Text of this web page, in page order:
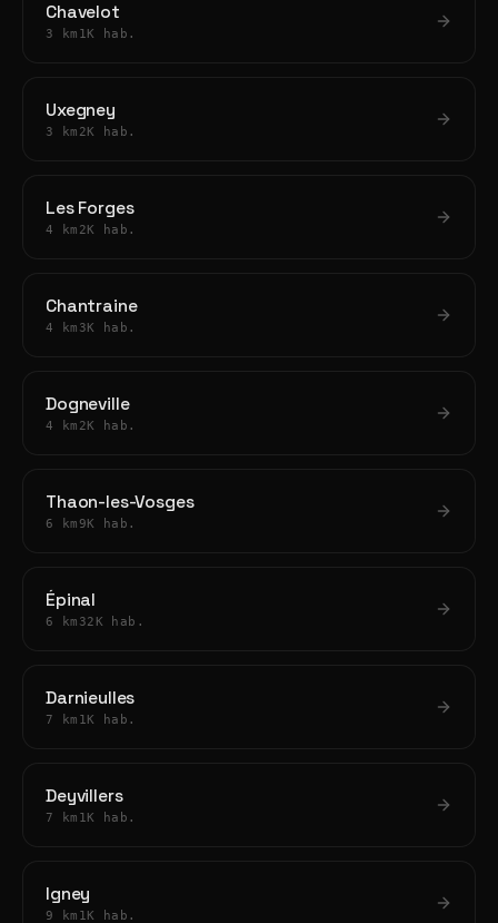
Chavelot
3 km 1K hab.
Uxegney
3 km 2K hab.
Les Forges
4 km 2K hab.
Chantraine
4 km 3K hab.
Dogneville
4 km 2K hab.
Thaon-les-Vosges
6 km 9K hab.
Épinal
6 km 32K hab.
Darnieulles
7 km 1K hab.
Deyvillers
7 km 1K hab.
Igney
9 km 1K hab.